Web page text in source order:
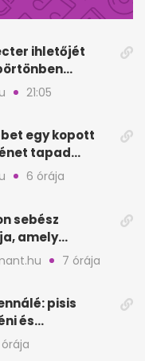
ihletőjét
21:05
egy kopott
tapad
6 órája
sebész
amely
életet7 órája
pisis
és
sirályok közt
órája